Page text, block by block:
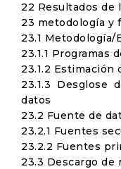
22 Resultados de
23 metodología y
23.1
23.1.1 Programas
23.1.2 Estimación
23.1.3 Desglose
datos
23.2 Fuente de
23.2.1 Fuentes
23.2.2 Fuentes
23.3 Descargo de